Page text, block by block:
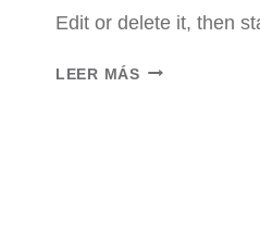
Edit or delete it, then
LEER MÁSHELLO